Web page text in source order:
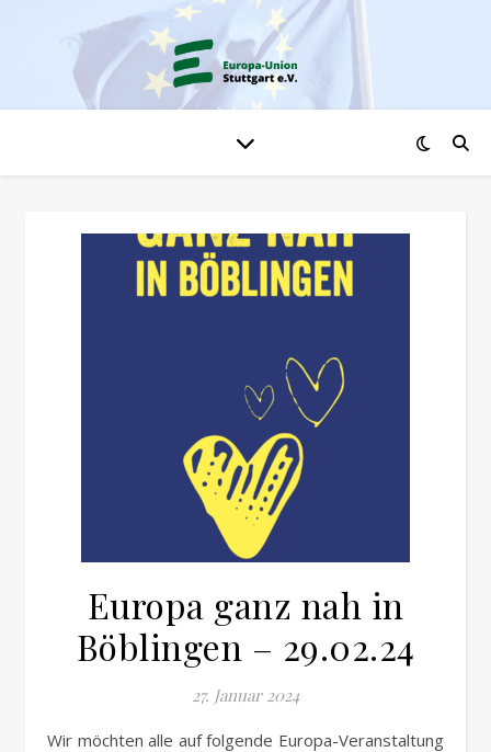
Europa ganz nah in
Böblingen – 29.02.24
27. Januar 2024
Wir möchten alle auf folgende Europa-Veranstaltung